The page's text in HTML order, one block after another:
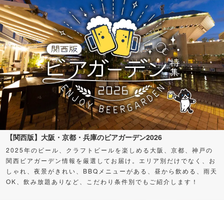
【関西版】大阪・京都・兵庫のビアガーデン2026
2025年のビール、クラフトビールを楽しめる大阪、京都、神戸の
関西ビアガーデン情報を厳選してお届け。エリア別だけでなく、お
しゃれ、夜景がきれい、BBQメニューがある、昼から飲める、雨天
OK、飲み放題ありなど、こだわり条件別でもご紹介します！